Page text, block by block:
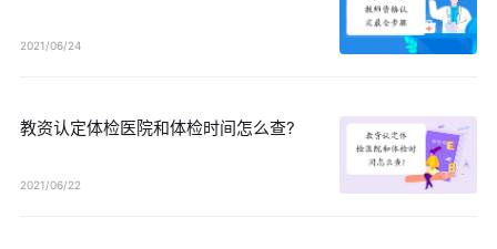
2021/06/24
教资认定体检医院和体检时间怎么查?
2021/06/22